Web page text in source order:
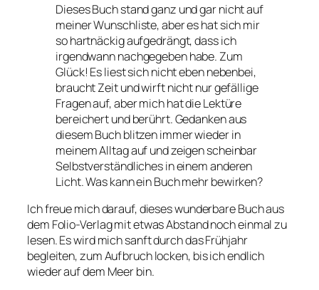
Dieses Buch stand ganz und gar nicht auf
meiner Wunschliste, aber es hat sich mir
so hartnäckig aufgedrängt, dass ich
irgendwann nachgegeben habe. Zum
Glück! Es liest sich nicht eben nebenbei,
braucht Zeit und wirft nicht nur gefällige
Fragen auf, aber mich hat die Lektüre
bereichert und berührt. Gedanken aus
diesem Buch blitzen immer wieder in
meinem Alltag auf und zeigen scheinbar
Selbstverständliches in einem anderen
Licht. Was kann ein Buch mehr bewirken?
Ich freue mich darauf, dieses wunderbare Buch aus
dem Folio-Verlag mit etwas Abstand noch einmal zu
lesen. Es wird mich sanft durch das Frühjahr
begleiten, zum Aufbruch locken, bis ich endlich
wieder auf dem Meer bin.